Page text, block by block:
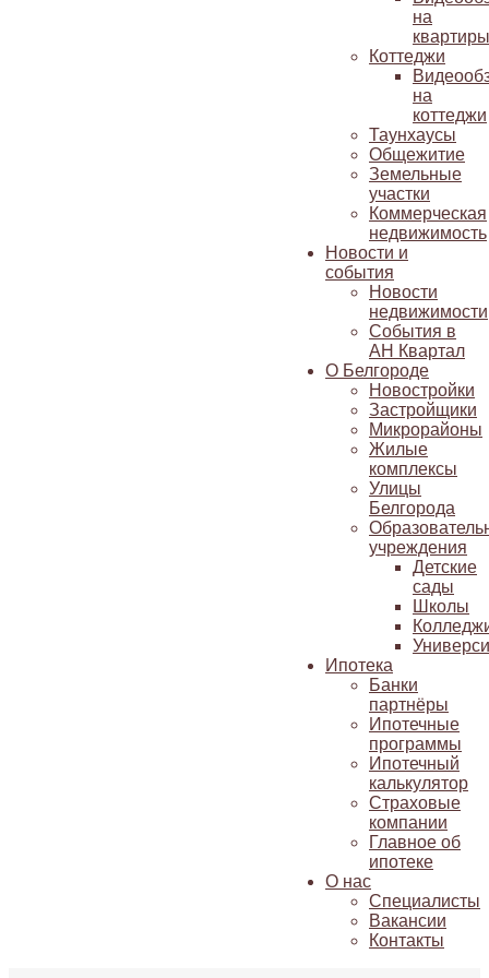
на
квартиры
Коттеджи
на
коттеджи
Таунхаусы
Общежитие
Земельные
участки
Коммерческая
недвижимость
Новости и
события
Новости
недвижимости
События в
АН Квартал
О Белгороде
Новостройки
Застройщики
Микрорайоны
Жилые
комплексы
Улицы
Белгорода
учреждения
Детские
сады
Школы
Ипотека
Банки
партнёры
Ипотечные
программы
Ипотечный
калькулятор
Страховые
компании
Главное об
ипотеке
О нас
Специалисты
Вакансии
Контакты